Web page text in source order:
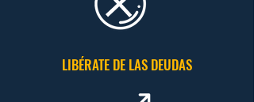
LIBÉRATE DE LAS DEUDAS